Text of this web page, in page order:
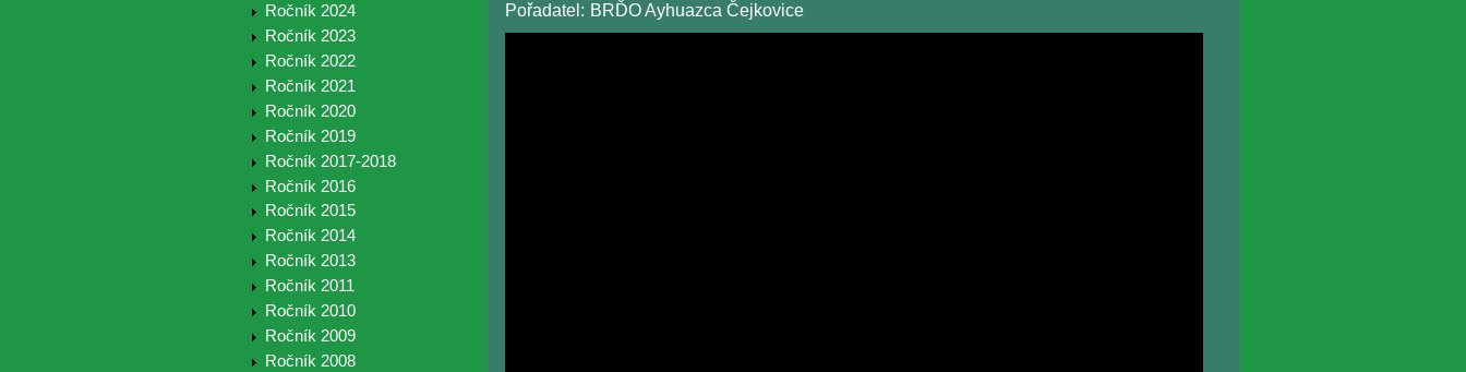
Ročník 2024
Ročník 2023
Ročník 2022
Ročník 2021
Ročník 2020
Ročník 2019
Ročník 2017-2018
Ročník 2016
Ročník 2015
Ročník 2014
Ročník 2013
Ročník 2011
Ročník 2010
Ročník 2009
Ročník 2008
Pořadatel: BRĎO Ayhuazca Čejkovice